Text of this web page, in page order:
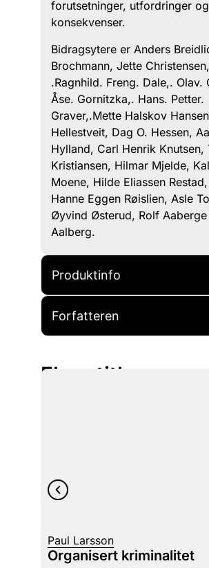
forutsetninger, utfordringer og
konsekvenser.
Bidragsytere er Anders
Brochmann, Jette Christensen,
.Ragnhild. Freng. Dale,. Olav.
Åse. Gornitzka,. Hans. Petter.
Graver,.Mette Halskov
Hellestveit, Dag O. Hessen,
Hylland, Carl Henrik Knutsen,
Kristiansen, Hilmar Mjelde,
Moene, Hilde Eliassen
Hanne Eggen Røislien, Asle
Øyvind Østerud, Rolf
Aalberg.
Produktinfo
Forfatteren
Flere titler
Paul Larsson
Organisert kriminalitet